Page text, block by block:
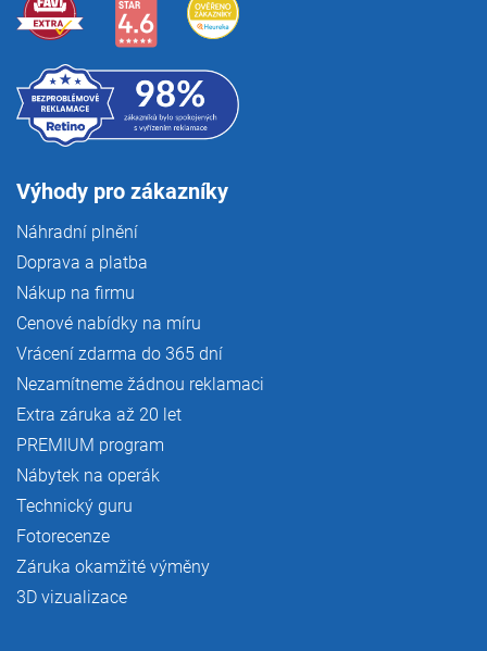
Výhody pro zákazníky
Náhradní plnění
Doprava a platba
Nákup na firmu
Cenové nabídky na míru
Vrácení zdarma do 365 dní
Nezamítneme žádnou reklamaci
Extra záruka až 20 let
PREMIUM program
Nábytek na operák
Technický guru
Fotorecenze
Záruka okamžité výměny
3D vizualizace